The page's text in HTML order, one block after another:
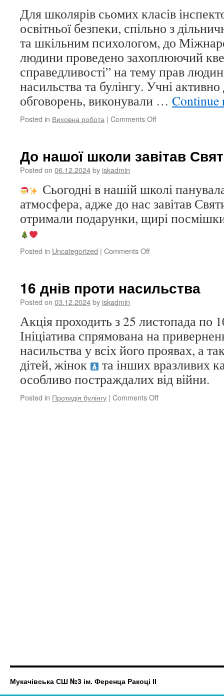
Для школярів сьомих класів
освітньої безпеки, спільно з
та шкільним психологом, до
людини проведено захоплюючий
справедливості” на тему прав
насильства та булінгу. Учні
обговорень, виконували …
Posted in Виховна робота | Comments Offon
До нашої школи завітав
Posted on 06.12.2024by iskadmin
Сьогодні в нашій школі
атмосфера, адже до нас завітав
отримали подарунки, щирі посмішки
Posted in Uncategorized | Comments Offon
завітав
16 днів проти насильства
Posted on 03.12.2024by iskadmin
Акція проходить з 25 листопада по
Ініціатива спрямована на
насильства у всіх його проявах, а
дітей, жінок
та інших вразливих
особливо постраждалих від війни.
Posted in Протидія булінгу | Comments Offon
Мукачівська СШ №3 ім. Ференца Ракоці ІІ